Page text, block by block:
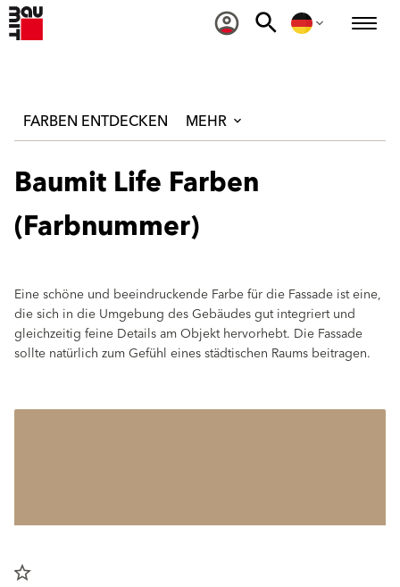
FARBEN ENTDECKEN MEHR
Baumit Life Farben
(Farbnummer)
Eine schöne und beeindruckende Farbe für die Fassade ist eine,
die sich in die Umgebung des Gebäudes gut integriert und
gleichzeitig feine Details am Objekt hervorhebt. Die Fassade
sollte natürlich zum Gefühl eines städtischen Raums beitragen.
star_border